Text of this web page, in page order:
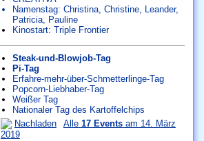
Namenstag: Christina, Christine, Leander,
Patricia,
Pauline
Kinostart: Triple Frontier
Steak-und-Blowjob-Tag
Pi-Tag
Erfahre-mehr-über-Schmetterlinge-Tag
Popcorn-Liebhaber-Tag
Weißer Tag
Nationaler Tag des Kartoffelchips
Nachladen
Alle 17 Eventsam 14. März
2019